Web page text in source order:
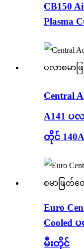
CB150
Plasma
Central
A141 ပ
တိုင် 140A
Euro
Cooled
မီးတိုင်